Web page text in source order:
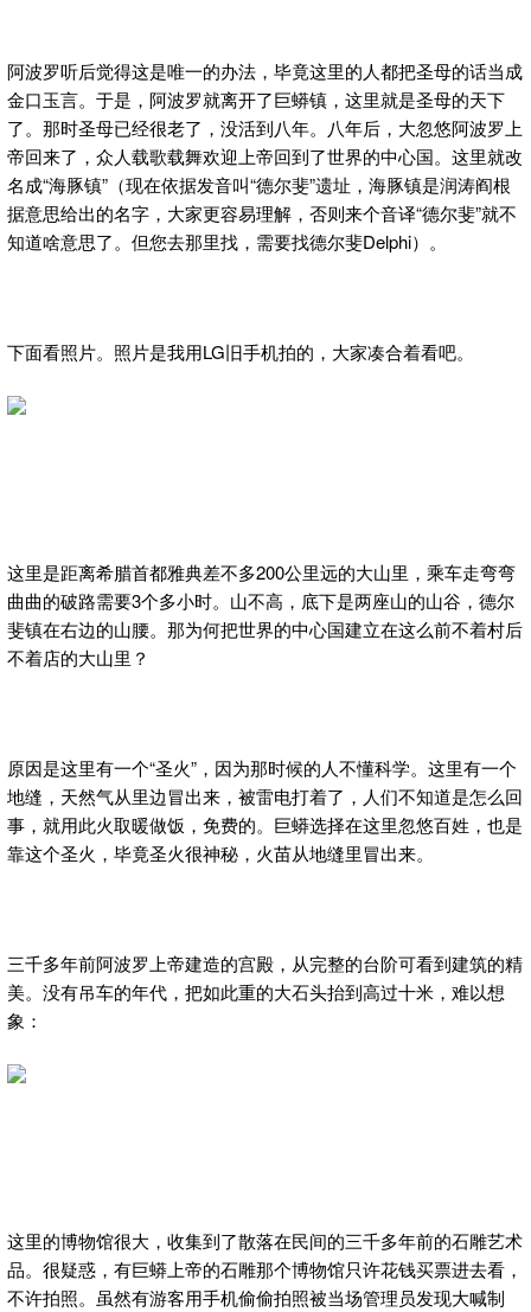
阿波罗听后觉得这是唯一的办法，毕竟这里的人都把圣母的话当成
金口玉言。于是，阿波罗就离开了巨蟒镇，这里就是圣母的天下
了。那时圣母已经很老了，没活到八年。八年后，大忽悠阿波罗上
帝回来了，众人载歌载舞欢迎上帝回到了世界的中心国。这里就改
名成“海豚镇”（现在依据发音叫“德尔斐”遗址，海豚镇是润涛阎根
据意思给出的名字，大家更容易理解，否则来个音译“德尔斐”就不
知道啥意思了。但您去那里找，需要找德尔斐Delphi）。
下面看照片。照片是我用LG旧手机拍的，大家凑合着看吧。
这里是距离希腊首都雅典差不多200公里远的大山里，乘车走弯弯
曲曲的破路需要3个多小时。山不高，底下是两座山的山谷，德尔
斐镇在右边的山腰。那为何把世界的中心国建立在这么前不着村后
不着店的大山里？
原因是这里有一个“圣火”，因为那时候的人不懂科学。这里有一个
地缝，天然气从里边冒出来，被雷电打着了，人们不知道是怎么回
事，就用此火取暖做饭，免费的。巨蟒选择在这里忽悠百姓，也是
靠这个圣火，毕竟圣火很神秘，火苗从地缝里冒出来。
三千多年前阿波罗上帝建造的宫殿，从完整的台阶可看到建筑的精
美。没有吊车的年代，把如此重的大石头抬到高过十米，难以想
象：
这里的博物馆很大，收集到了散落在民间的三千多年前的石雕艺术
品。很疑惑，有巨蟒上帝的石雕那个博物馆只许花钱买票进去看，
不许拍照。虽然有游客用手机偷偷拍照被当场管理员发现大喊制